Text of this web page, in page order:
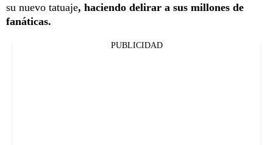
su nuevo tatuaje, haciendo delirar a sus millones de
fanáticas.
PUBLICIDAD